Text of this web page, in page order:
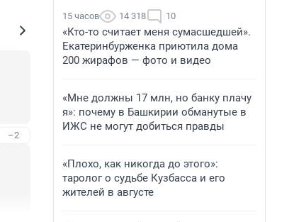
–2
15 часов 14 318 10
«Кто-то считает меня сумасшедшей».
Екатеринбурженка приютила дома
200 жирафов — фото и видео
«Мне должны 17 млн, но банку плачу
я»: почему в Башкирии обманутые в
ИЖС не могут добиться правды
«Плохо, как никогда до этого»:
таролог о судьбе Кузбасса и его
жителей в августе